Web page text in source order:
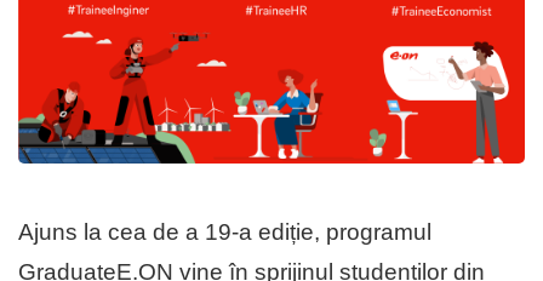
Ajuns la cea de a 19-a ediție, programul
GraduateE.ON vine în sprijinul studenților din